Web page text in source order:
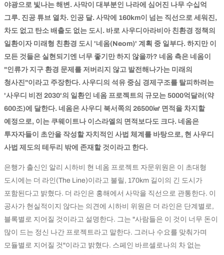
야광으로 빛나는 해변. 사막이 대부분인 나라에 심어진 나무 수십억
그루. 진공 튜브 열차. 인공 달. 사막에 160km이 넘는 직선으로 세워진,
차도 없고 탄소 배출도 없는 도시. 바로 사우디아라비아 친환경 정책의
일환이자 미래형 친환경 도시 '네옴(Neom)' 계획 중 일부다. 하지만 이
모든 것들은 실현되기엔 너무 좋기만 하지 않을까? 네옴 측은 네옴이
"인류가 지구 환경 문제를 저버리지 않고 발전해나가는 미래의
청사진"이라고 주장한다. 사우디의 석유 중심 경제구조를 탈피하려는
'사우디 비전 2030'의 일환인 네옴 프로젝트의 규모는 5000억달러(약
600조)에 달한다. 네옴은 사우디 북서쪽의 26500㎢ 면적을 차지할
예정으로, 이는 쿠웨이트나 이스라엘의 면적보다도 크다. 네옴은
투자자들이 초안을 작성할 자치적인 사법 체계를 바탕으로, 현 사우디
사법 제도의 테두리 밖에 존재할 것이라고 한다.
은행가 출신인 알리 시하비 현 네옴 프로젝트 자문위원은 이 초대형
도시에는 더 라인(The Line)이라고 불릴, 170km 길이의 긴 도시가
포함된다고 밝혔다. 더 라인은 홍해에서 사막을 직선으로 관통한다. 이
공사가 현실적이지 않다는 의견에 시하비 위원은 더 라인은 단계별로,
블록별로 지어질 것이라고 설명한다. 그는 "사람들은 이 것이 너무 돈이
많이 드는 정신 나간 프로젝트라고 말한다. 그러나 수요를 맞춰가며
모듈별로 지어질 것"이라고 밝혔다. 스페인 바르셀로나의 차 없는